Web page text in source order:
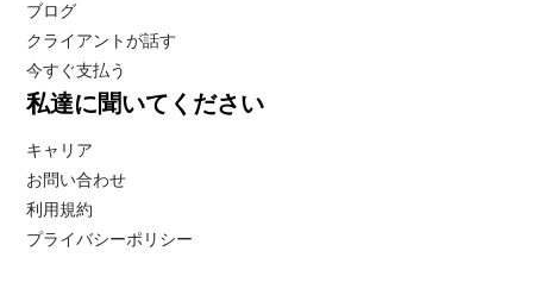
ブログ
クライアントが話す
今すぐ支払う
私達に聞いてください
キャリア
お問い合わせ
利用規約
プライバシーポリシー